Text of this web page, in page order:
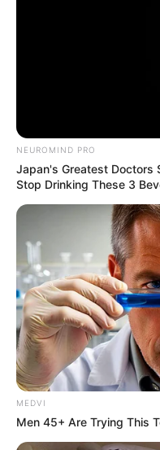
NEUROMIND PRO
Japan's Greatest Doctors
Stop Drinking These 3
MEDVI
Men 45+ Are Trying This